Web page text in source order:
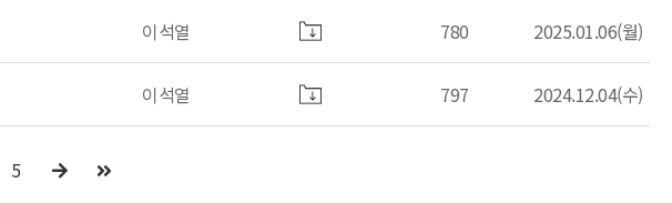
이석열 780 2025.01.06(월)
이석열 797 2024.12.04(수)
5